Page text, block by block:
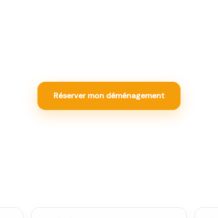
Réserver mon déménagement